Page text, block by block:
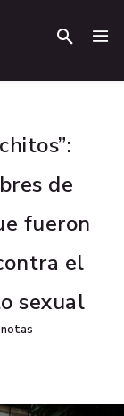
de
fueron
el
sexual